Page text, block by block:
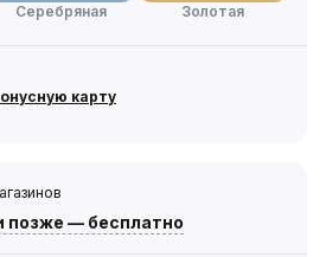
Серебряная
Золотая
карту
позже — бесплатно